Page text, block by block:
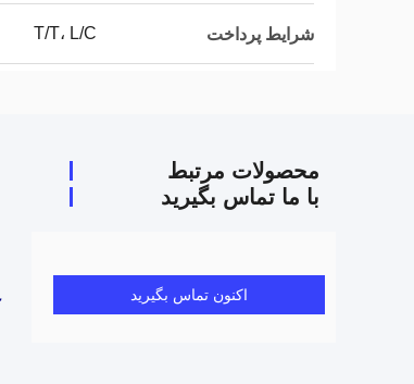
شرایط پرداخت T/T، L/C
محصولات مرتبط
با ما تماس بگیرید
اکنون تماس بگیرید